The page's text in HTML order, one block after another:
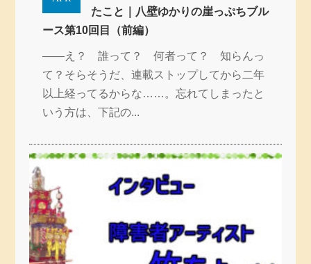
たこと｜八壁ゆかりの崖っぷちブル
ース第10回目（前編）
——え？ 誰って？ 何者って？ 知らんっ
て？そらそうだ、連載ストップしてから二年
以上経ってるからな……。忘れてしまったと
いう方は、下記の...